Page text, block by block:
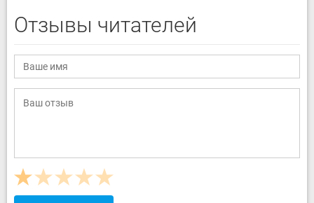
Отзывы читателей